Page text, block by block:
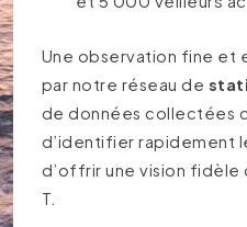
Une observation fine et
par notre réseau de
de données collectées
d’identifier rapidement
d’offrir une vision fidèle
T.